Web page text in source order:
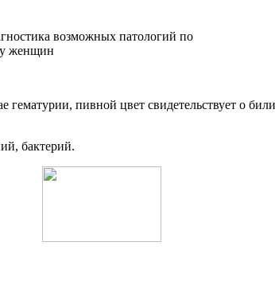
пивной цвет свидетельствует о
бактерий.